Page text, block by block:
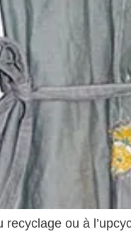
recyclage ou à